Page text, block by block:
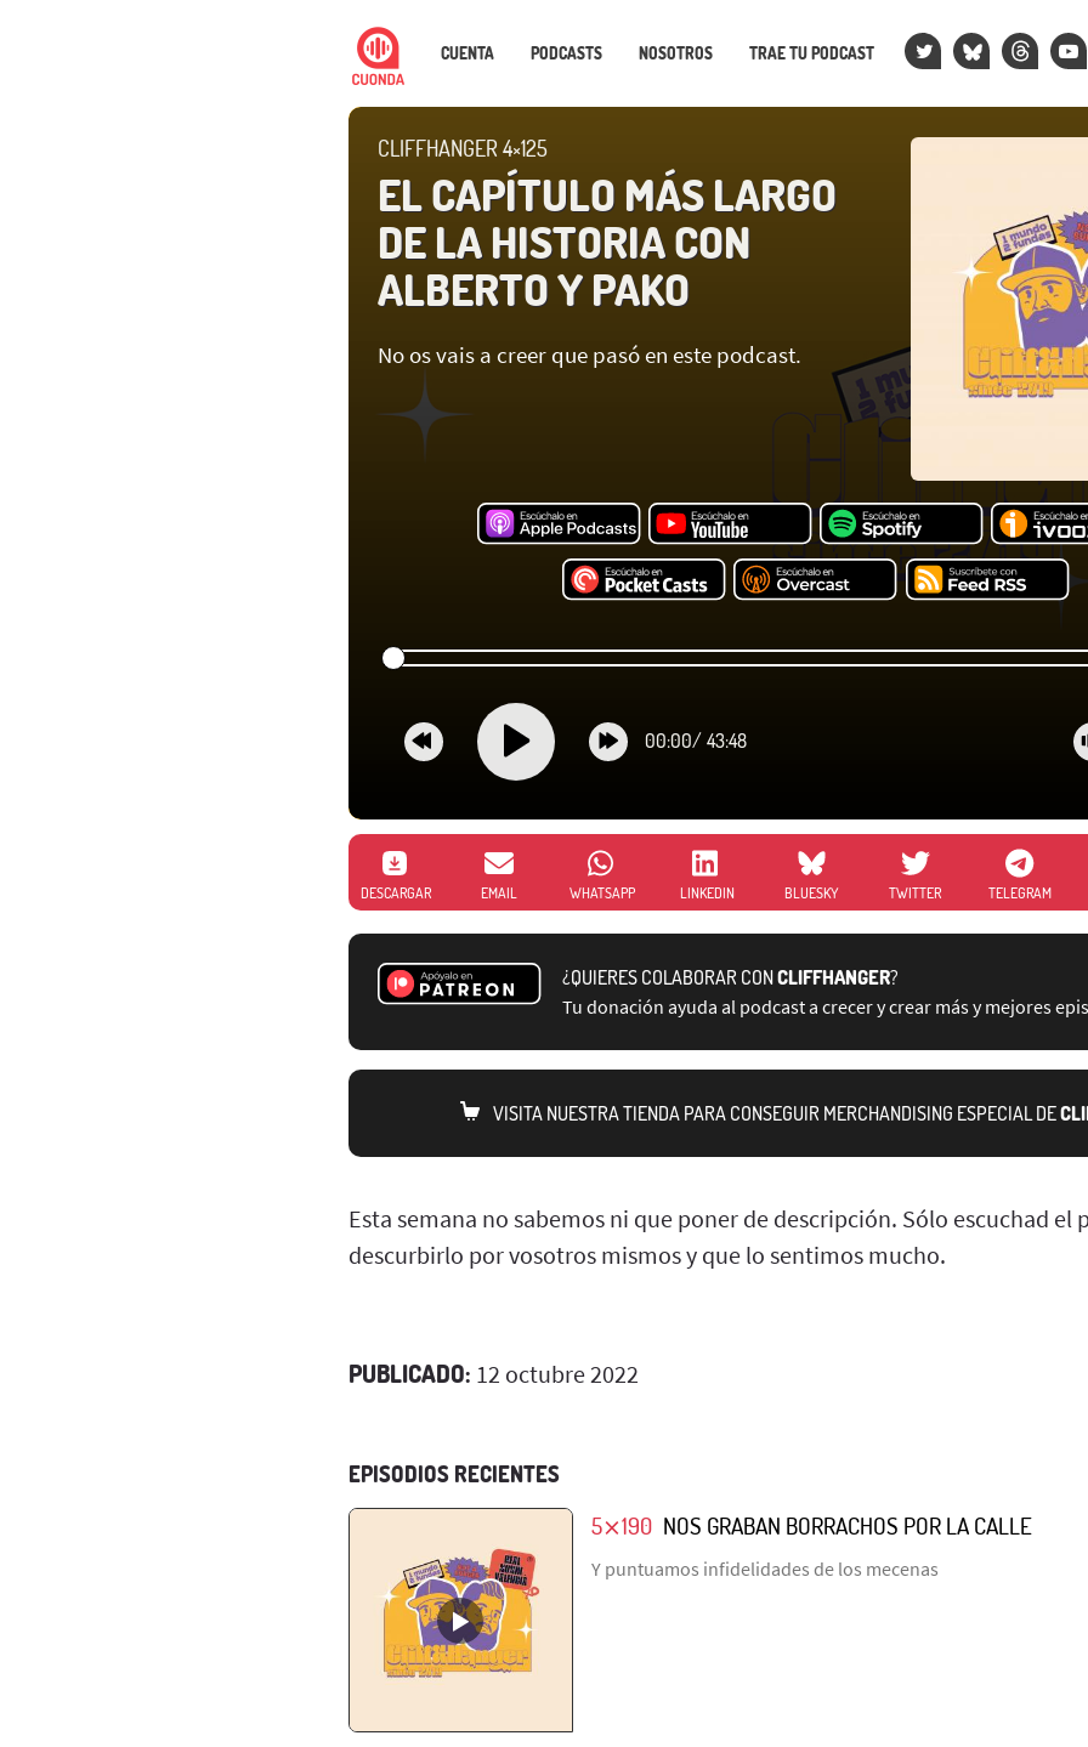
CUENTA PODCASTS NOSOTROS TRAE TU PODCAST
CLIFFHANGER 4×125
EL CAPÍTULO MÁS LARGO
DE LA HISTORIA CON
ALBERTO Y PAKO
No os vais a creer que pasó en este podcast.
00:00/ 43:48
DESCARGAR EMAIL WHATSAPP LINKEDIN BLUESKY TWITTER TELEGRAM
¿QUIERES COLABORAR CONCLIFFHANGER?
Tu donación ayuda al podcast a crecer y crear más y mejores
VISITA NUESTRA TIENDA PARA CONSEGUIR MERCHANDISING ESPECIAL DE
Esta semana no sabemos ni que poner de descripción. Sólo escuchad el
descurbirlo por vosotros mismos y que lo sentimos mucho.
PUBLICADO: 12 octubre 2022
EPISODIOS RECIENTES
5⨯190 NOS GRABAN BORRACHOS POR LA CALLE
Y puntuamos infidelidades de los mecenas